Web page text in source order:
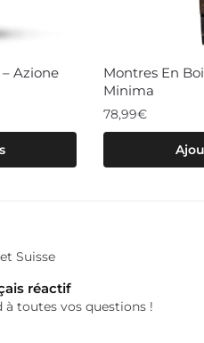
Azione
Montres En
Minima
78,99€
Suisse
réactif
à toutes vos questions !